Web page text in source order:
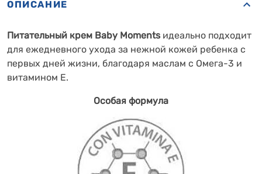
ОПИСАНИЕ
Питательный крем Baby Moments идеально подходит
для ежедневного ухода за нежной кожей ребенка с
первых дней жизни, благодаря маслам с Омега-3 и
витамином Е.
Особая формула